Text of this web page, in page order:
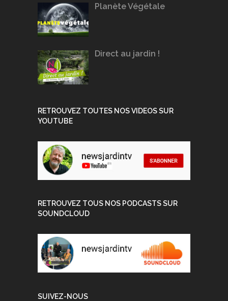
Planète Végétale
Direct au jardin !
RETROUVEZ TOUTES NOS VIDEOS SUR
YOUTUBE
RETROUVEZ TOUS NOS PODCASTS SUR
SOUNDCLOUD
SUIVEZ-NOUS